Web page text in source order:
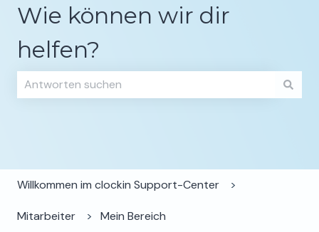
Wie können wir dir
helfen?
Willkommen im clockin Support-Center
Mitarbeiter Mein Bereich